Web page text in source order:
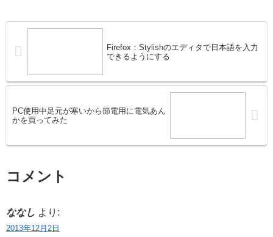
Firefox：Stylishのエディタで日本語を入力
できるようにする
PC使用中足元が寒いから節電用に電気あん
かを買ってみた
コメント
ななし より:
2013年12月2日